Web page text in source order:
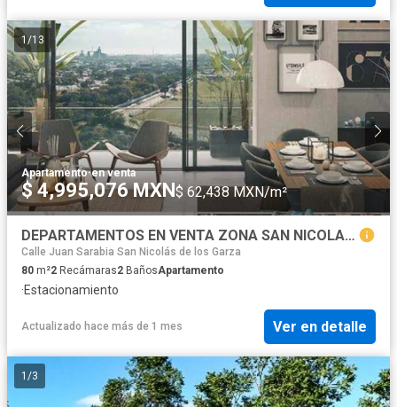
1/13
Apartamento·en venta
$ 4,995,076 MXN$ 62,438 MXN/m²
DEPARTAMENTOS EN VENTA ZONA SAN NICOLAS DE LOS GARZA, N.L.
Calle Juan Sarabia San Nicolás de los Garza
80 m²2 Recámaras2 BañosApartamento
·Estacionamiento
Actualizado hace más de 1 mes Ver en detalle
1 /3